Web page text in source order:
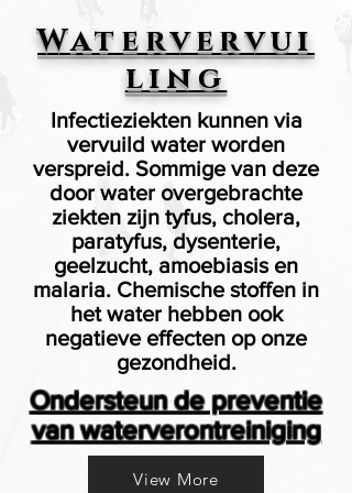
Watervervui
ling
Infectieziekten kunnen via
vervuild water worden
verspreid. Sommige van deze
door water overgebrachte
ziekten zijn tyfus, cholera,
paratyfus, dysenterie,
geelzucht, amoebiasis en
malaria. Chemische stoffen in
het water hebben ook
negatieve effecten op onze
gezondheid.
Ondersteun de preventie
van waterverontreiniging
View More